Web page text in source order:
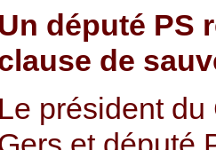
Un député PS
de
Le président